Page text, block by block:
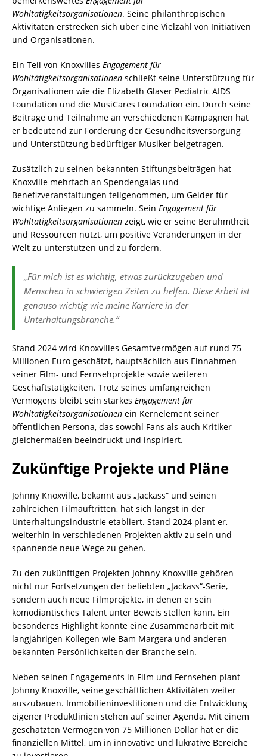
Wohltätigkeitsorganisationen. Seine philanthropischen
Aktivitäten erstrecken sich über eine Vielzahl von Initiativen
und Organisationen.
Ein Teil von Knoxvilles Engagement für
Wohltätigkeitsorganisationen schließt seine Unterstützung für
Organisationen wie die Elizabeth Glaser Pediatric AIDS
Foundation und die MusiCares Foundation ein. Durch seine
Beiträge und Teilnahme an verschiedenen Kampagnen hat
er bedeutend zur Förderung der Gesundheitsversorgung
und Unterstützung bedürftiger Musiker beigetragen.
Zusätzlich zu seinen bekannten Stiftungsbeiträgen hat
Knoxville mehrfach an Spendengalas und
Benefizveranstaltungen teilgenommen, um Gelder für
wichtige Anliegen zu sammeln. Sein Engagement für
Wohltätigkeitsorganisationen zeigt, wie er seine Berühmtheit
und Ressourcen nutzt, um positive Veränderungen in der
Welt zu unterstützen und zu fördern.
„Für mich ist es wichtig, etwas zurückzugeben und
Menschen in schwierigen Zeiten zu helfen. Diese Arbeit ist
genauso wichtig wie meine Karriere in der
Unterhaltungsbranche.“
Stand 2024 wird Knoxvilles Gesamtvermögen auf rund 75
Millionen Euro geschätzt, hauptsächlich aus Einnahmen
seiner Film- und Fernsehprojekte sowie weiteren
Geschäftstätigkeiten. Trotz seines umfangreichen
Vermögens bleibt sein starkes Engagement für
Wohltätigkeitsorganisationen ein Kernelement seiner
öffentlichen Persona, das sowohl Fans als auch Kritiker
gleichermaßen beeindruckt und inspiriert.
Zukünftige Projekte und Pläne
Johnny Knoxville, bekannt aus „Jackass“ und seinen
zahlreichen Filmauftritten, hat sich längst in der
Unterhaltungsindustrie etabliert. Stand 2024 plant er,
weiterhin in verschiedenen Projekten aktiv zu sein und
spannende neue Wege zu gehen.
Zu den zukünftigen Projekten Johnny Knoxville gehören
nicht nur Fortsetzungen der beliebten „Jackass“-Serie,
sondern auch neue Filmprojekte, in denen er sein
komödiantisches Talent unter Beweis stellen kann. Ein
besonderes Highlight könnte eine Zusammenarbeit mit
langjährigen Kollegen wie Bam Margera und anderen
bekannten Persönlichkeiten der Branche sein.
Neben seinen Engagements in Film und Fernsehen plant
Johnny Knoxville, seine geschäftlichen Aktivitäten weiter
auszubauen. Immobilieninvestitionen und die Entwicklung
eigener Produktlinien stehen auf seiner Agenda. Mit einem
geschätzten Vermögen von 75 Millionen Dollar hat er die
finanziellen Mittel, um in innovative und lukrative Bereiche